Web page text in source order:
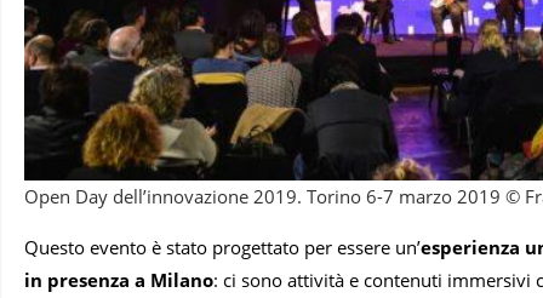
Open Day dell’innovazione 2019. Torino 6-7 marzo 2019 ©
Questo evento è stato progettato per essere un’esperienza
in presenza a Milano: ci sono attività e contenuti immersivi